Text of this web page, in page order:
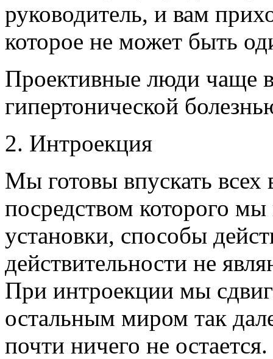
руководитель, и вам
которое не может быть
Проективные люди чаще
гипертонической
2. Интроекция
Мы готовы впускать
посредством которого
установки, способы
действительности не
При интроекции мы
остальным миром так
почти ничего не остается.